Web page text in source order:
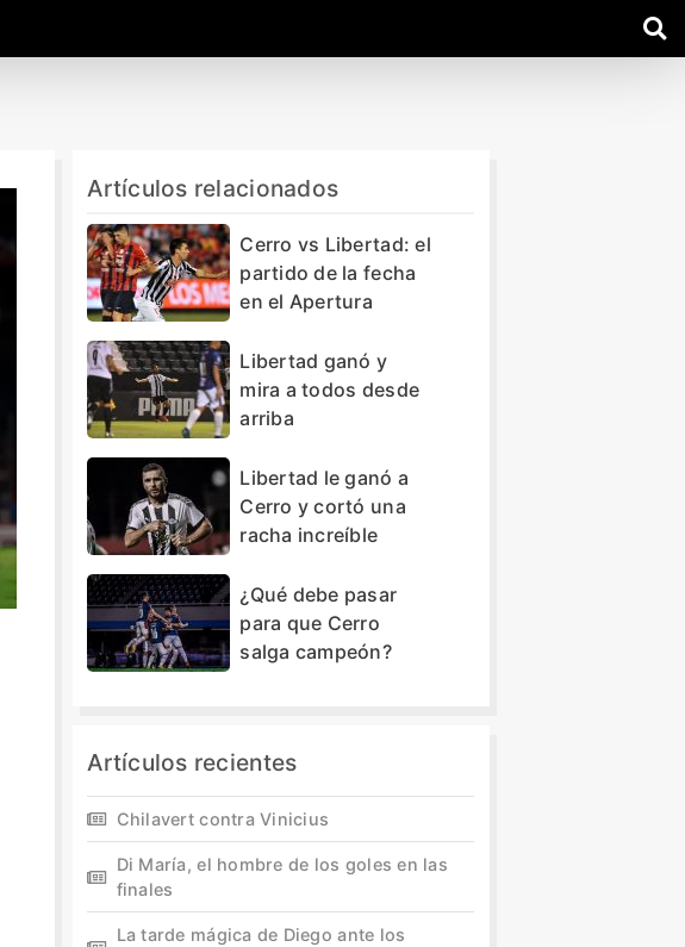
Artículos relacionados
Cerro vs Libertad: el
partido de la fecha
en el Apertura
Libertad ganó y
mira a todos desde
arriba
Libertad le ganó a
Cerro y cortó una
racha increíble
¿Qué debe pasar
para que Cerro
salga campeón?
Artículos recientes
Chilavert contra Vinicius
Di María, el hombre de los goles en las
finales
La tarde mágica de Diego ante los